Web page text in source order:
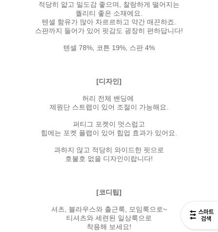
적당히 얇고 밀도감 좋으며, 찰랑하게 떨어지는
퀄리티 좋은 소재에요.
텐셀 함유가 많아 차르르하고 약간 매끈하죠.
스판까지 들어가 있어 핏감도 굉장히 편하답니다!
텐셀 78%, 코튼 19%, 스판 4%
[디자인]
허리 전체 밴딩에
제원단 스트랩이 있어 조절이 가능해요.
퍼티그 포켓이 멋스럽고
힙에는 포켓 플랩이 있어 힙업 효과가 있어요.
과하지 않고 적당히 와이드한 핏으로
호불호 없을 디자인이랍니다!
[코디팁]
셔츠, 블라우스와 출근룩, 모임룩으로~
티셔츠와 세련된 일상룩으로
착용해 보세요!